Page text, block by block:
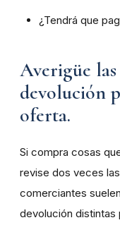
¿Tendrá que
Averigüe
devolución
oferta.
Si compra cosas
revise dos veces
comerciantes
devolución distintas